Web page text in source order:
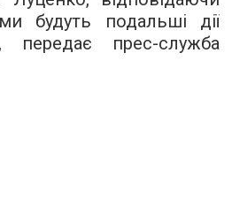
будуть подальші дії
передає прес-служба